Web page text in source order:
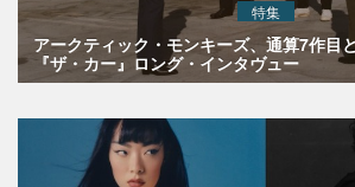
特集
アークティック・モンキーズ、通算7作目
『ザ・カー』ロング・インタヴュー